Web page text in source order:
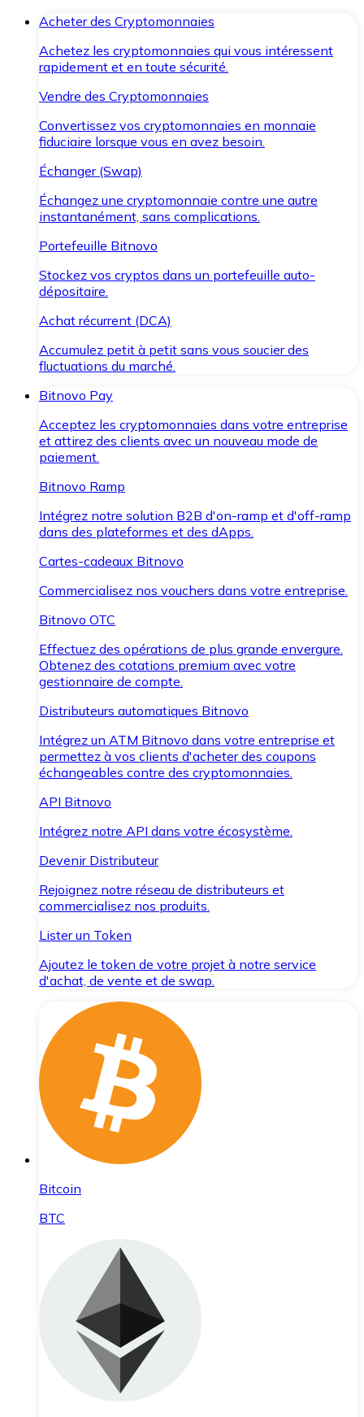
Acheter des Cryptomonnaies
Achetez les cryptomonnaies qui vous intéressent
rapidement et en toute sécurité.
Vendre des Cryptomonnaies
Convertissez vos cryptomonnaies en monnaie
fiduciaire lorsque vous en avez besoin.
Échanger (Swap)
Échangez une cryptomonnaie contre une autre
instantanément, sans complications.
Portefeuille Bitnovo
Stockez vos cryptos dans un portefeuille auto-
dépositaire.
Achat récurrent (DCA)
Accumulez petit à petit sans vous soucier des
fluctuations du marché.
Bitnovo Pay
Acceptez les cryptomonnaies dans votre entreprise
et attirez des clients avec un nouveau mode de
paiement.
Bitnovo Ramp
Intégrez notre solution B2B d'on-ramp et d'off-ramp
dans des plateformes et des dApps.
Cartes-cadeaux Bitnovo
Commercialisez nos vouchers dans votre entreprise.
Bitnovo OTC
Effectuez des opérations de plus grande envergure.
Obtenez des cotations premium avec votre
gestionnaire de compte.
Distributeurs automatiques Bitnovo
Intégrez un ATM Bitnovo dans votre entreprise et
permettez à vos clients d'acheter des coupons
échangeables contre des cryptomonnaies.
API Bitnovo
Intégrez notre API dans votre écosystème.
Devenir Distributeur
Rejoignez notre réseau de distributeurs et
commercialisez nos produits.
Lister un Token
Ajoutez le token de votre projet à notre service
d'achat, de vente et de swap.
Bitcoin
BTC